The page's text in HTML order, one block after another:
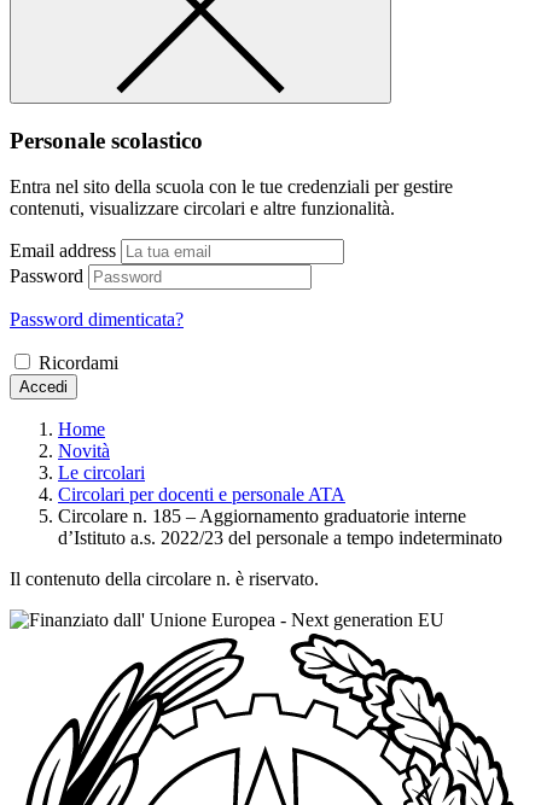
Personale scolastico
Entra nel sito della scuola con le tue credenziali per gestire
contenuti, visualizzare circolari e altre funzionalità.
Email address
Password
Password dimenticata?
Ricordami
Accedi
Home
Novità
Le circolari
Circolari per docenti e personale ATA
Circolare n. 185 – Aggiornamento graduatorie interne
d’Istituto a.s. 2022/23 del personale a tempo indeterminato
Il contenuto della circolare n. è riservato.